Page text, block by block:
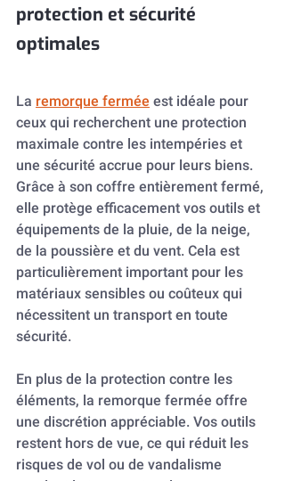
protection et sécurité
optimales
La remorque fermée est idéale pour
ceux qui recherchent une protection
maximale contre les intempéries et
une sécurité accrue pour leurs biens.
Grâce à son coffre entièrement fermé,
elle protège efficacement vos outils et
équipements de la pluie, de la neige,
de la poussière et du vent. Cela est
particulièrement important pour les
matériaux sensibles ou coûteux qui
nécessitent un transport en toute
sécurité.
En plus de la protection contre les
éléments, la remorque fermée offre
une discrétion appréciable. Vos outils
restent hors de vue, ce qui réduit les
risques de vol ou de vandalisme